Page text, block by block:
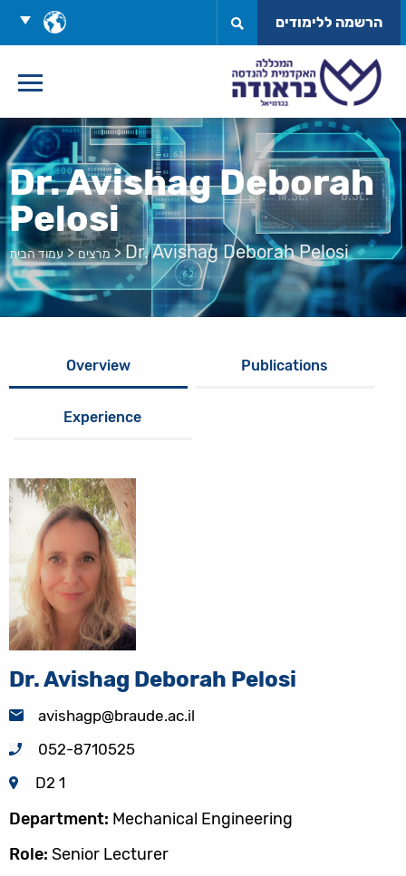
לתוכן
בחר
שפה
הרשמה ללימודים
Dr. Avishag Deborah
Pelosi
עמוד הבית>מרצים>Dr. Avishag Deborah Pelosi
Overview Publications
Experience
Dr. Avishag Deborah Pelosi
avishagp@braude.ac.il
052-8710525
D2 1
Department: Mechanical Engineering
Role: Senior Lecturer